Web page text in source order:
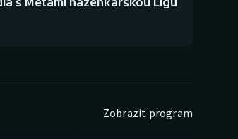
Zobrazit program